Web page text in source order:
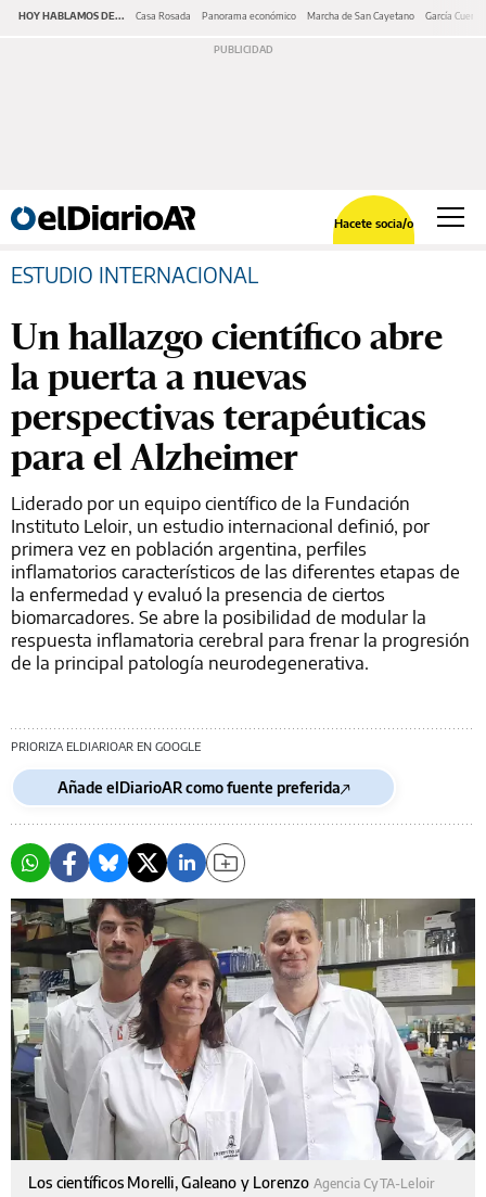
HOY HABLAMOS DE... Casa Rosada Panorama económico Marcha de San Cayetano García Cuerva
Hacete socia/o
ESTUDIO INTERNACIONAL
Un hallazgo científico abre
la puerta a nuevas
perspectivas terapéuticas
para el Alzheimer
Liderado por un equipo científico de la Fundación
Instituto Leloir, un estudio internacional definió, por
primera vez en población argentina, perfiles
inflamatorios característicos de las diferentes etapas de
la enfermedad y evaluó la presencia de ciertos
biomarcadores. Se abre la posibilidad de modular la
respuesta inflamatoria cerebral para frenar la progresión
de la principal patología neurodegenerativa.
PRIORIZA ELDIARIOAR EN GOOGLE
Añade elDiarioAR como fuente preferida
Los científicos Morelli, Galeano y Lorenzo Agencia CyTA-Leloir